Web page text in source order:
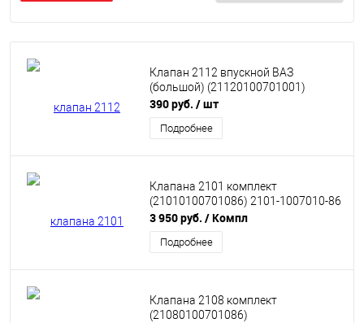
Клапан 2112 впускной ВАЗ
(большой) (21120100701001)
390 руб. / шт
Подробнее
Клапана 2101 комплект
(21010100701086) 2101-1007010-86
3 950 руб. / Компл
Подробнее
Клапана 2108 комплект
(21080100701086)